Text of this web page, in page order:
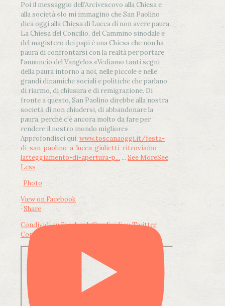
Poi il messaggio dell’Arcivescovo alla Chiesa e
alla società:«Io mi immagino che San Paolino
dica oggi alla Chiesa di Lucca di non avere paura.
La Chiesa del Concilio, del Cammino sinodale e
del magistero dei papi è una Chiesa che non ha
paura di confrontarsi con la realtà per portare
l'annuncio del Vangelo».«Vediamo tanti segni
della paura intorno a noi, nelle piccole e nelle
grandi dinamiche sociali e politiche che parlano
di riarmo, di chiusura e di remigrazione. Di
fronte a questo, San Paolino direbbe alla nostra
società di non chiudersi, di abbandonare la
paura, perché c'è ancora molto da fare per
rendere il nostro mondo migliore»
Approfondisci qui: www.toscanaoggi.it/festa-
di-san-paolino-a-lucca-giulietti-ritroviamo-
latteggiamento-di-apertura-p... ... See MoreSee
Less
Photo
View on Facebook
· Share
Condividi su FacebookCondividi su Twitter
Condividi su LinkedIn